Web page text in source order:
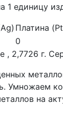
1 единицу
Платина
0
, 2,7726 г.
Умножаем
на